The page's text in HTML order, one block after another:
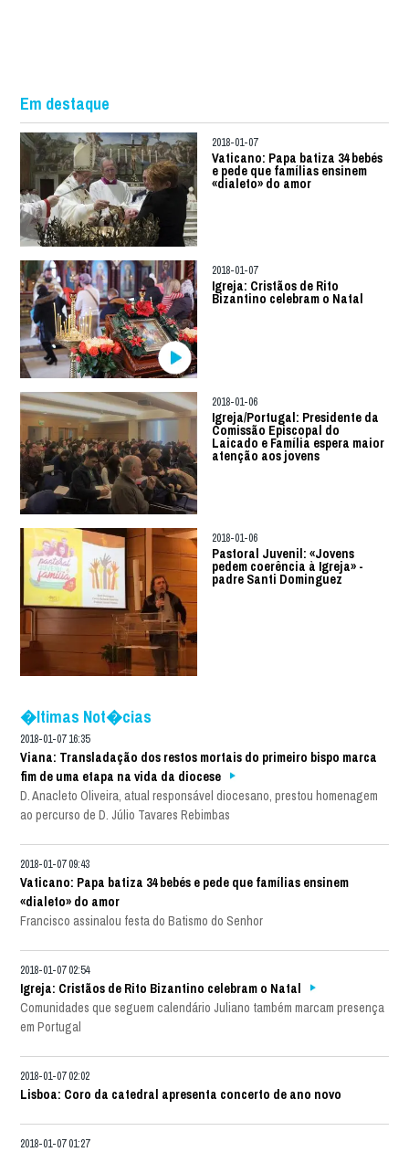
Em destaque
2018-01-07
Vaticano: Papa batiza 34 bebés
e pede que famílias ensinem
«dialeto» do amor
2018-01-07
Igreja: Cristãos de Rito
Bizantino celebram o Natal
2018-01-06
Igreja/Portugal: Presidente da
Comissão Episcopal do
Laicado e Família espera maior
atenção aos jovens
2018-01-06
Pastoral Juvenil: «Jovens
pedem coerência à Igreja» -
padre Santi Dominguez
�ltimas Not�cias
2018-01-07 16:35
Viana: Transladação dos restos mortais do primeiro bispo marca
fim de uma etapa na vida da diocese
D. Anacleto Oliveira, atual responsável diocesano, prestou homenagem
ao percurso de D. Júlio Tavares Rebimbas
2018-01-07 09:43
Vaticano: Papa batiza 34 bebés e pede que famílias ensinem
«dialeto» do amor
Francisco assinalou festa do Batismo do Senhor
2018-01-07 02:54
Igreja: Cristãos de Rito Bizantino celebram o Natal
Comunidades que seguem calendário Juliano também marcam presença
em Portugal
2018-01-07 02:02
Lisboa: Coro da catedral apresenta concerto de ano novo
2018-01-07 01:27